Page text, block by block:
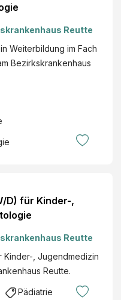
Reutte
Weiterbildung im Fach
Bezirkskrankenhaus
D) für Kinder-,
Reutte
Kinder-, Jugendmedizin
Reutte.
Pädiatrie